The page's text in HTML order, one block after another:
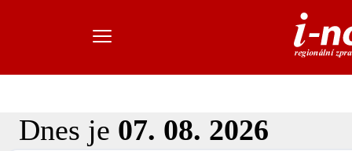
Dnes je 07. 08. 2026